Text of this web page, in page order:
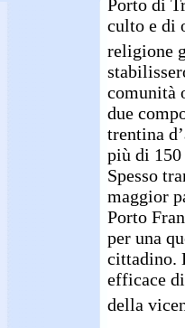
Porto di
culto e di
religione
comunità
due
trentina
più di
Spesso
maggior
Porto
per una
cittadino.
efficace
della